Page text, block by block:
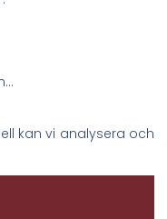
kan vi analysera och